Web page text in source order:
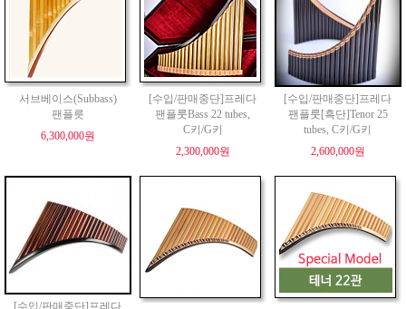
서브베이스(Subbass)
팬플릇
6,300,000원
[수입/판매중단]프레다
팬플룻Bass 22 tubes,
C키/G키
2,300,000원
[수입/판매중단]프레다
팬플룻[흑단]Tenor 25
tubes, C키/G키
2,600,000원
[수입/판매중단]프레다